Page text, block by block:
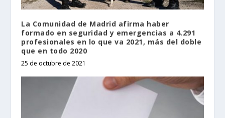
La Comunidad de Madrid afirma haber
formado en seguridad y emergencias a 4.291
profesionales en lo que va 2021, más del doble
que en todo 2020
25 de octubre de 2021